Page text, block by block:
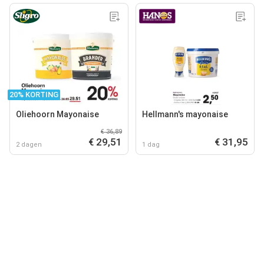
20% KORTING
Oliehoorn Mayonaise
2 dagen
€ 36,89
€ 29,51
Hellmann's mayonaise
1 dag € 31,95